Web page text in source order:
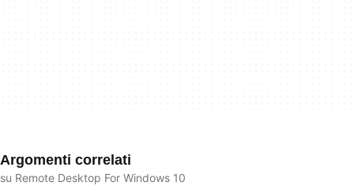
Argomenti correlati
su Remote Desktop For Windows 10